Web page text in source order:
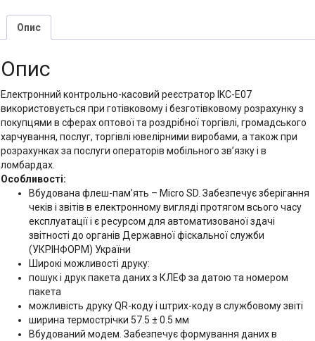
Опис
Опис
Електронний контрольно-касовий реєстратор IKC-Е07
використовується при готівковому і безготівковому розрахунку з
покупцями в сферах оптової та роздрібної торгівлі, громадського
харчування, послуг, торгівлі ювелірними виробами, а також при
розрахунках за послуги операторів мобільного зв’язку і в
ломбардах.
Oсобливості:
Вбудована флеш-пам’ять – Micro SD. Забезпечує зберігання
чеків і звітів в електронному вигляді протягом всього часу
експлуатації і є ресурсом для автоматизованої здачі
звітності до органів Державної фіскальної служби
(УКРІНФОРМ) України
Широкі можливості друку:
пошук і друк пакета даних з КЛЕФ за датою та номером
пакета
можливість друку QR-коду і штрих-коду в службовому звіті
ширина термострічки 57.5 ± 0.5 мм
Вбудований модем. Забезпечує формування даних в